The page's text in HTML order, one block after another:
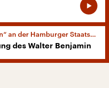
an der Hamburger Staatsoper
des Walter Benjamin